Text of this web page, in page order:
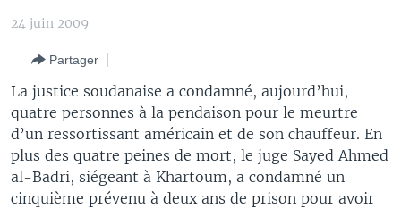
REPORTAGES
VOUS + NOUS
CARNET DE SANTÉ
L'AMÉRIQUE ET VOUS
DIALOGUE DES RELIGIONS
RM SHOW
SANGO
Apprenez L'anglais
Langues
24 juin 2009
Partager
La justice soudanaise a condamné, aujourd’hui,
quatre personnes à la pendaison pour le meurtre
d’un ressortissant américain et de son chauffeur. En
plus des quatre peines de mort, le juge Sayed Ahmed
al-Badri, siégeant à Khartoum, a condamné un
cinquième prévenu à deux ans de prison pour avoir